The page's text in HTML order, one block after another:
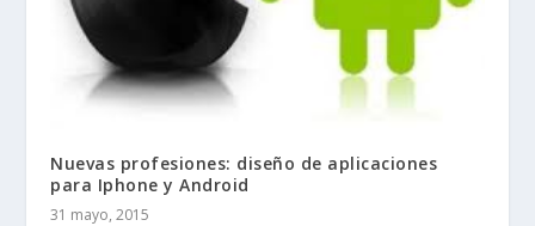
Nuevas profesiones: diseño de aplicaciones
para Iphone y Android
31 mayo, 2015